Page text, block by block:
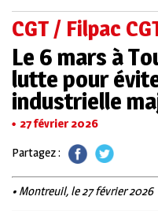
CGT / Filpac
Le 6 mars à
lutte pour
industrielle
27 février 2026
Partagez :
• Montreuil, le 27 février 2026